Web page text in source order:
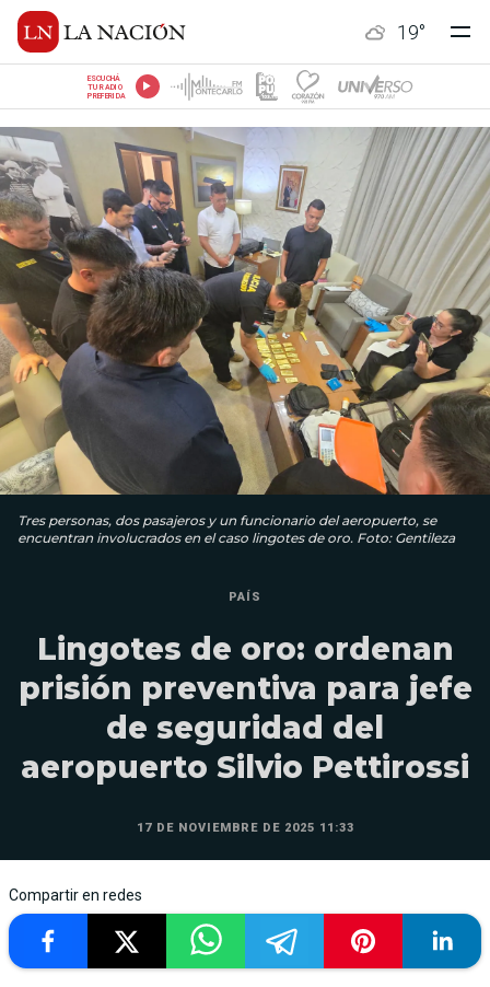
19°
ESCUCHÁ
TU RADIO
PREFERIDA
Tres personas, dos pasajeros y un funcionario del aeropuerto, se
encuentran involucrados en el caso lingotes de oro. Foto: Gentileza
PAÍS
Lingotes de oro: ordenan
prisión preventiva para jefe
de seguridad del
aeropuerto Silvio Pettirossi
17 DE NOVIEMBRE DE 2025 11:33
Compartir en redes